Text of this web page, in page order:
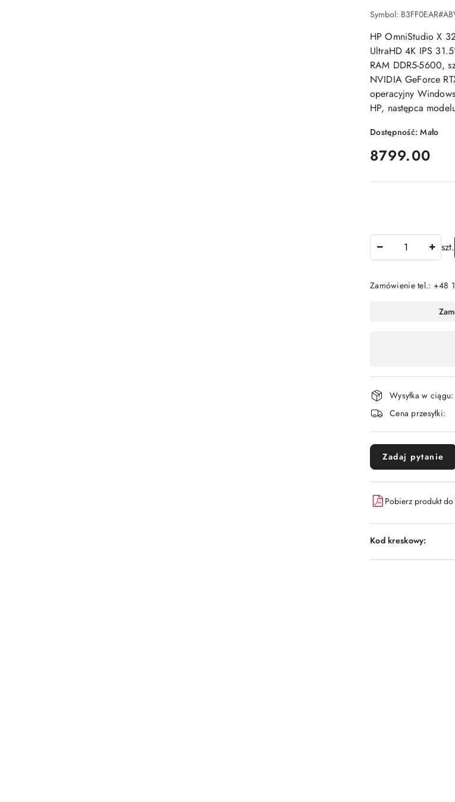
Symbol:
HP OmniStudio X
UltraHD 4K IPS
RAM DDR5-5600,
NVIDIA GeForce
operacyjny
HP, następca
Dostępność:Mało
cena:
8799.00
szt.
Zamówienie tel.: +48
Dostępność
dostawa
Wysyłka w ciągu:
Cena przesyłki:
Zadaj pytanie
Pobierz produkt do
Kod kreskowy: